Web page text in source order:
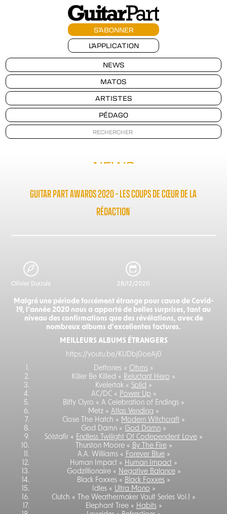
S'ABONNER
L'APPLICATION
NEWS
MATOS
ARTISTES
PÉDAGO
NEWS
GUITAR PART AWARDS 2020 – LES COUPS DE CŒUR DE LA
RÉDACTION
Olivier Ducruix 28/12/2020
Malgré une période forcément étrange pour cause de Covid-
19, l'année 2020 nous a apporté de belles surprises, tant au
niveau des confirmations que des révélations, avec de
nombreux albums d'excellentes factures.
MEILLEURS ALBUMS ÉTRANGERS
https://youtu.be/KUDbj0oeAj0
Deftones « Ohms »
Killer Be Killed « Reluctant Hero »
Kvelertak « Splid »
AC/DC « Power Up »
Biffy Clyro « A Celebration of Endings »
Metz « Atlas Vending »
Close The Hatch « Modern Witchcraft »
God Damn « God Damn »
Sólstafir « Endless Twilight Of Codependent Love »
Thurston Moore « By The Fire»
A.A. Williams « Forever Blue»
Human Impact « Human Impact »
Godzillionaire « Negative Balance»
Black Foxxes « Black Foxxes »
Idles « Ultra Mono »
Clutch « The Weathermaker Vault Series Vol.1 »
Elephant Tree « Habits»